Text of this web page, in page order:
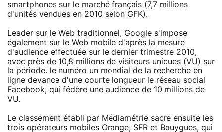
smartphones sur le marché français (7,7 millions
d'unités vendues en 2010 selon GFK).
Leader sur le Web traditionnel, Google s'impose
également sur le Web mobile d'après la mesure
d'audience effectuée sur le dernier trimestre 2010,
avec près de 10,8 millions de visiteurs uniques (VU) sur
la période. le numéro un mondial de la recherche en
ligne devance d'une courte longueur le réseau social
Facebook, qui fédère une audience de 10 millions de
VU.
Le classement établi par Médiamétrie sacre ensuite les
trois opérateurs mobiles Orange, SFR et Bouygues, qui